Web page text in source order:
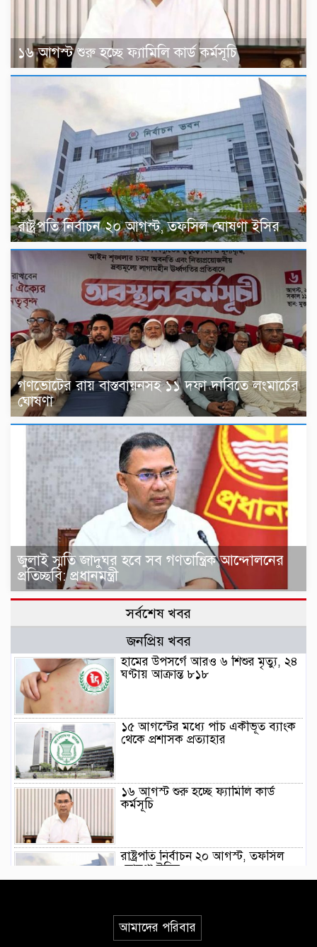
১৬ আগস্ট শুরু হচ্ছে ফ্যামিলি কার্ড কর্মসূচি
রাষ্ট্রপতি নির্বাচন ২০ আগস্ট, তফসিল ঘোষণা ইসির
গণভোটের রায় বাস্তবায়নসহ ১১ দফা দাবিতে লংমার্চের
ঘোষণা
জুলাই স্মৃতি জাদুঘর হবে সব গণতান্ত্রিক আন্দোলনের
প্রতিচ্ছবি: প্রধানমন্ত্রী
সর্বশেষ খবর
জনপ্রিয় খবর
হামের উপসর্গে আরও ৬ শিশুর মৃত্যু, ২৪
ঘণ্টায় আক্রান্ত ৮১৮
১৫ আগস্টের মধ্যে পাঁচ একীভূত ব্যাংক
থেকে প্রশাসক প্রত্যাহার
১৬ আগস্ট শুরু হচ্ছে ফ্যামিলি কার্ড
কর্মসূচি
রাষ্ট্রপতি নির্বাচন ২০ আগস্ট, তফসিল
ঘোষণা ইসির
গণভোটের রায় বাস্তবায়নসহ ১১ দফা
দাবিতে লংমার্চের ঘোষণা
আমাদের পরিবার